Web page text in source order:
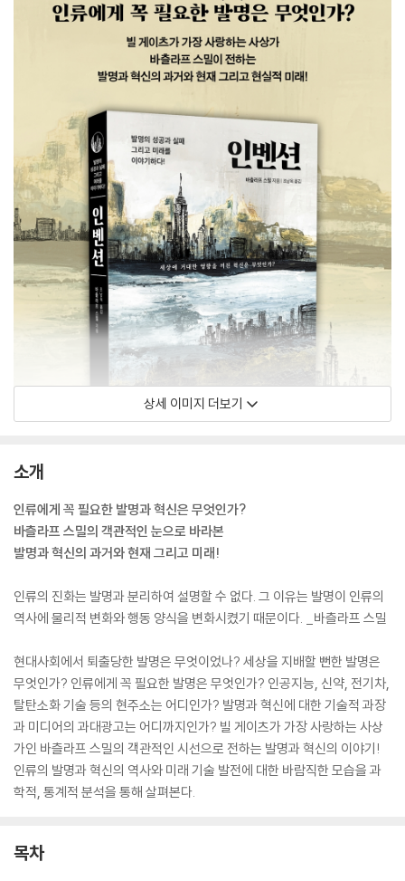
상세 이미지 더보기
소개
인류에게 꼭 필요한 발명과 혁신은 무엇인가?
바츨라프 스밀의 객관적인 눈으로 바라본
발명과 혁신의 과거와 현재 그리고 미래!
인류의 진화는 발명과 분리하여 설명할 수 없다. 그 이유는 발명이 인류의
역사에 물리적 변화와 행동 양식을 변화시켰기 때문이다. _바츨라프 스밀
현대사회에서 퇴출당한 발명은 무엇이었나? 세상을 지배할 뻔한 발명은
무엇인가? 인류에게 꼭 필요한 발명은 무엇인가? 인공지능, 신약, 전기차,
탈탄소화 기술 등의 현주소는 어디인가? 발명과 혁신에 대한 기술적 과장
과 미디어의 과대광고는 어디까지인가? 빌 게이츠가 가장 사랑하는 사상
가인 바츨라프 스밀의 객관적인 시선으로 전하는 발명과 혁신의 이야기!
인류의 발명과 혁신의 역사와 미래 기술 발전에 대한 바람직한 모습을 과
학적, 통계적 분석을 통해 살펴본다.
목차